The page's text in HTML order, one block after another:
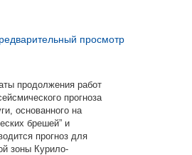
просмотр
продолжения работ
прогноза
основанного на
брешей” и
прогноз для
зоны Курило-